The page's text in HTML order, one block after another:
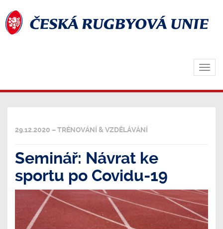
29.12.2020 – TRÉNOVÁNÍ & VZDĚLÁVÁNÍ
Seminář: Návrat ke
sportu po Covidu-19